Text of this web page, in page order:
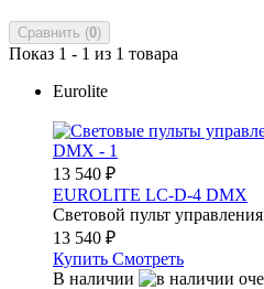
Сравнить (0)
Показ 1 - 1 из 1 товара
Eurolite
13 540 ₽
EUROLITE LC-D-4 DMX
Световой пульт управления
13 540 ₽
Купить Смотреть
В наличии